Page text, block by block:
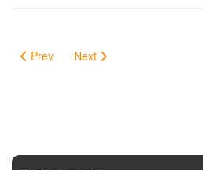
Prev Next